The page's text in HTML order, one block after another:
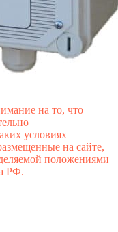
на то, что
условиях
на сайте,
положениями
РФ.